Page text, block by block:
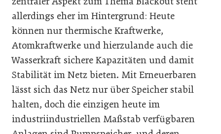
allerdings eher im Hintergrund: Heute
können nur thermische Kraftwerke,
Atomkraftwerke und hierzulande auch die
Wasserkraft sichere Kapazitäten und damit
Stabilität im Netz bieten. Mit Erneuerbaren
lässt sich das Netz nur über Speicher stabil
halten, doch die einzigen heute im
industriindustriellen Maßstab verfügbaren